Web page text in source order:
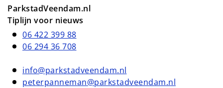
ParkstadVeendam.nl
Tiplijn voor nieuws
06 422 399 88
06 294 36 708
info@parkstadveendam.nl
peterpanneman@parkstadveendam.nl